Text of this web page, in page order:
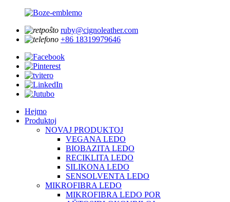
ruby@cignoleather.com
+86 18319979646
Hejmo
Produktoj
NOVAJ PRODUKTOJ
VEGANA LEDO
BIOBAZITA LEDO
RECIKLITA LEDO
SILIKONA LEDO
SENSOLVENTA LEDO
MIKROFIBRA LEDO
MIKROFIBRA LEDO POR